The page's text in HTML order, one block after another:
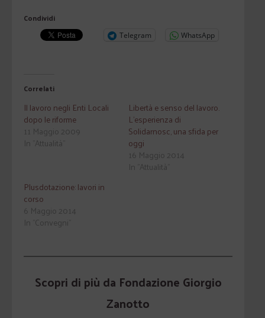
Condividi
Telegram WhatsApp
Correlati
Il lavoro negli Enti Locali
dopo le riforme
11 Maggio 2009
In "Attualità"
Libertà e senso del lavoro.
L'esperienza di
Solidarnosc, una sfida per
oggi
16 Maggio 2014
In "Attualità"
Plusdotazione: lavori in
corso
6 Maggio 2014
In "Convegni"
Scopri di più da Fondazione Giorgio
Zanotto